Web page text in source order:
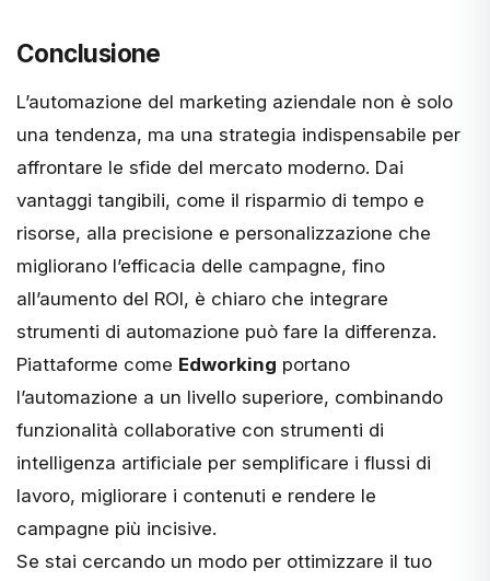
Conclusione
L’automazione del marketing aziendale non è solo
una tendenza, ma una strategia indispensabile per
affrontare le sfide del mercato moderno. Dai
vantaggi tangibili, come il risparmio di tempo e
risorse, alla precisione e personalizzazione che
migliorano l’efficacia delle campagne, fino
all’aumento del ROI, è chiaro che integrare
strumenti di automazione può fare la differenza.
Piattaforme come Edworking portano
l’automazione a un livello superiore, combinando
funzionalità collaborative con strumenti di
intelligenza artificiale per semplificare i flussi di
lavoro, migliorare i contenuti e rendere le
campagne più incisive.
Se stai cercando un modo per ottimizzare il tuo